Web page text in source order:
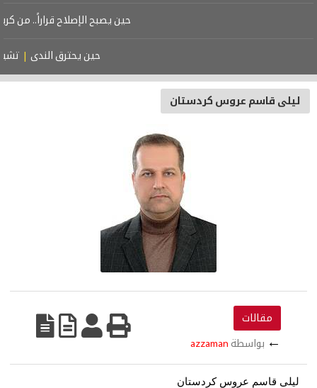
حين يصبح الإصلاح قراراً.. من
حين يحترق الندى |
ليلى قاسم عروس كردستان
مقالات
← بواسطة azzaman
ليلى قاسم عروس كردستان